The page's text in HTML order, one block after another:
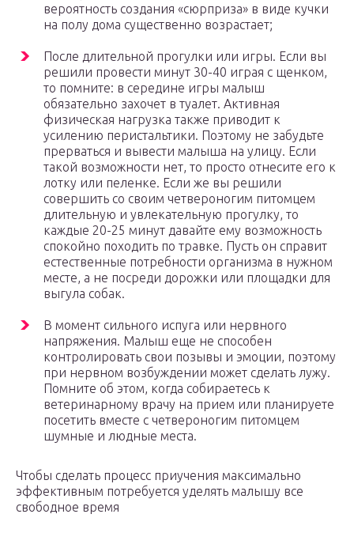
вероятность создания «сюрприза» в виде кучки
на полу дома существенно возрастает;
После длительной прогулки или игры. Если вы
решили провести минут 30-40 играя с щенком,
то помните: в середине игры малыш
обязательно захочет в туалет. Активная
физическая нагрузка также приводит к
усилению перистальтики. Поэтому не забудьте
прерваться и вывести малыша на улицу. Если
такой возможности нет, то просто отнесите его к
лотку или пеленке. Если же вы решили
совершить со своим четвероногим питомцем
длительную и увлекательную прогулку, то
каждые 20-25 минут давайте ему возможность
спокойно походить по травке. Пусть он справит
естественные потребности организма в нужном
месте, а не посреди дорожки или площадки для
выгула собак.
В момент сильного испуга или нервного
напряжения. Малыш еще не способен
контролировать свои позывы и эмоции, поэтому
при нервном возбуждении может сделать лужу.
Помните об этом, когда собираетесь к
ветеринарному врачу на прием или планируете
посетить вместе с четвероногим питомцем
шумные и людные места.
Чтобы сделать процесс приучения максимально
эффективным потребуется уделять малышу все
свободное время